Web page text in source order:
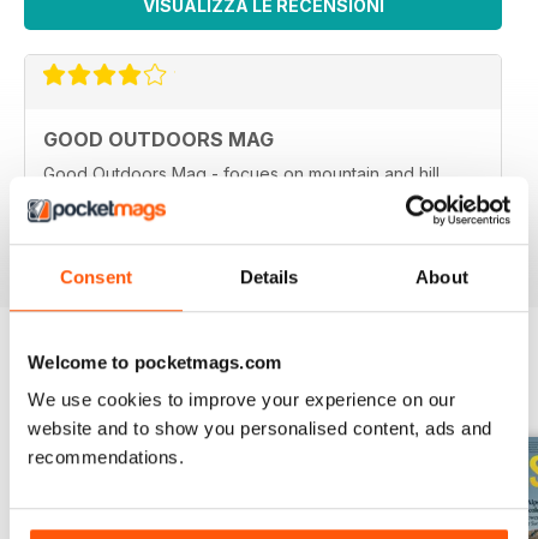
Consent Details About
Welcome to pocketmags.com
We use cookies to improve your experience on our
website and to show you personalised content, ads and
recommendations.
VISUALIZZA LE RECENSIONI
GOOD OUTDOORS MAG
Good Outdoors Mag - focues on mountain and hill
Recensito 21 agosto 2022
EDIZIONI INDIETRO Visualizza tutti